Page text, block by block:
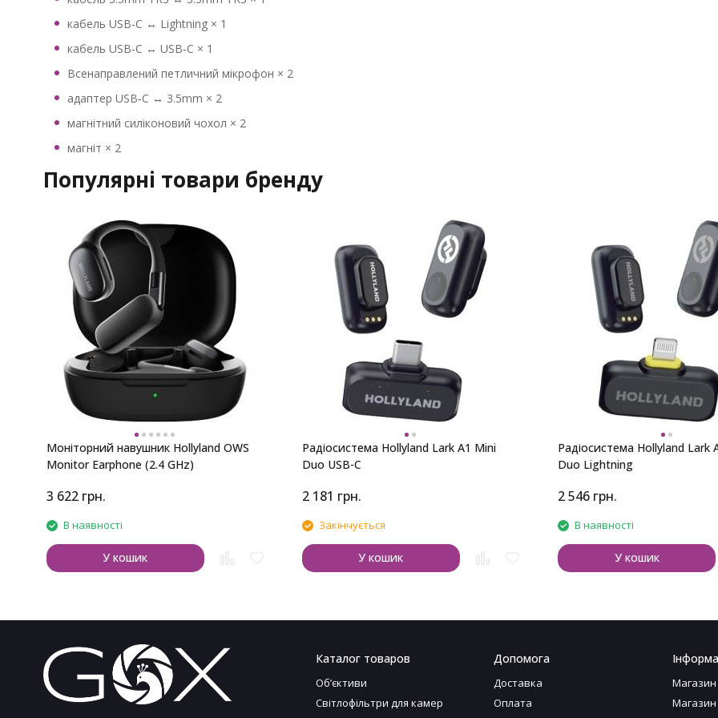
кабель USB‑C ↔ Lightning × 1
кабель USB‑C ↔ USB‑C × 1
Всенаправлений петличний мікрофон × 2
адаптер USB‑C ↔ 3.5mm × 2
магнітний силіконовий чохол × 2
магніт × 2
Популярні товари бренду
Моніторний навушник Hollyland OWS
Monitor Earphone (2.4 GHz)
3 622 грн.
В наявності
У кошик
Радіосистема Hollyland Lark A1 Mini
Duo USB-C
2 181 грн.
Закінчується
У кошик
Радіосистема Hollyland Lark
Duo Lightning
2 546 грн.
В наявності
У кошик
Каталог товаров
Обʼєктиви
Світлофільтри для камер
Допомога
Доставка
Оплата
Магазин
Магазин